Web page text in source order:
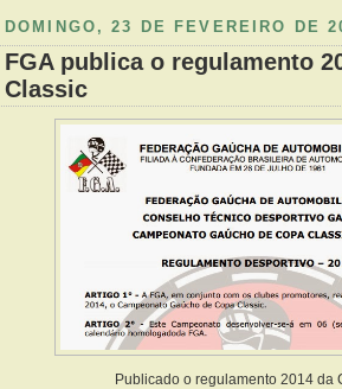
DOMINGO, 23 DE FEVEREIRO DE
FGA publica o regulamento
Classic
Publicado o regulamento 2014 da